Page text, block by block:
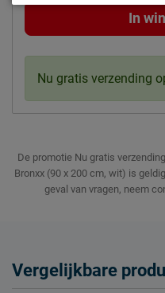
Emailadres
In
Nu gratis verzending
De promotie Nu gratis
Bronxx (90 x 200 cm, wit) is
geval van vragen, neem
Vergelijkbare